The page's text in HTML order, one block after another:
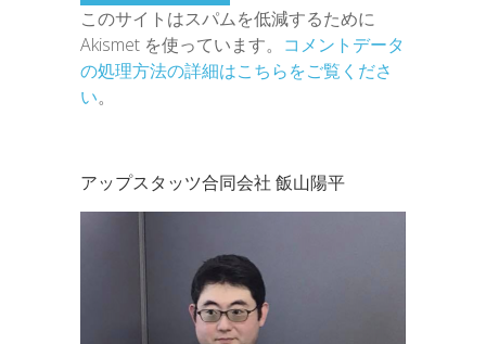
このサイトはスパムを低減するために
Akismet を使っています。 コメントデータ
の処理方法の詳細はこちらをご覧くださ
い。
アップスタッツ合同会社 飯山陽平